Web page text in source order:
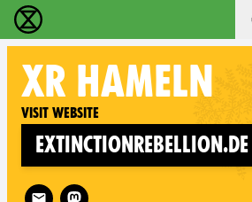
विलुप्ति विद्रोह - Home
XR HAMELN
Visit website
extinctionrebellion.de
Follow XR Hameln on